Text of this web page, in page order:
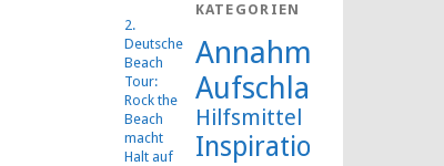
2.
Deutsche
Beach
Tour:
Rock the
Beach
macht
Halt auf
KATEGORIEN
Annahme
Aufschlag
Hilfsmittel
Inspiration